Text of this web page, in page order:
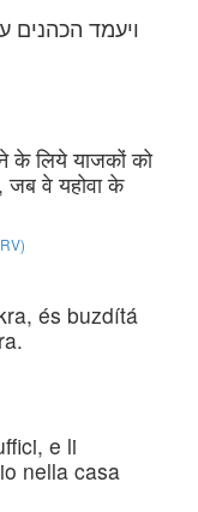
ויעמד
के लिये याजकों को
जब वे यहोवा के
és buzdítá
e li
nella casa